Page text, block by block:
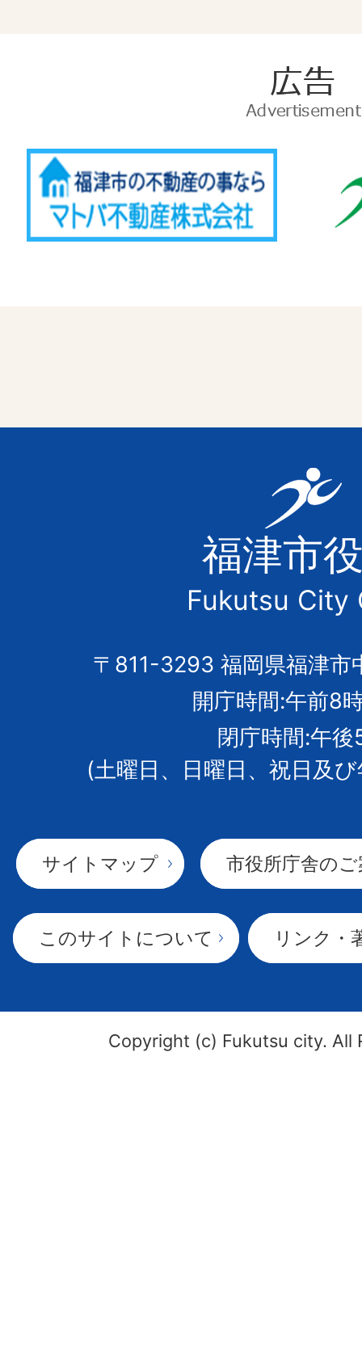
告
福
津
市
の
市
章
福津市
Fukutsu City
〒811-3293 福岡県福津市
開庁時間:午前8
閉庁時間:午後
(土曜日、日曜日、祝日及
サイトマップ 市役所庁舎の
このサイトについて リンク・
Copyright (c) Fukutsu city. All